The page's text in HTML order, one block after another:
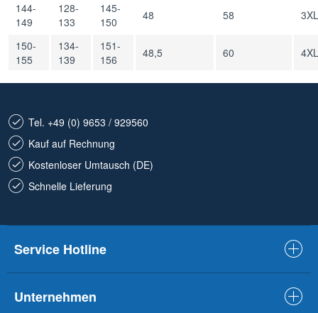
144-
149
128-
133
145-
150
48 58 3XL
150-
155
134-
139
151-
156
48,5 60 4XL
Tel. +49 (0) 9653 / 929560
Kauf auf Rechnung
Kostenloser Umtausch (DE)
Schnelle Lieferung
Service Hotline
Unternehmen